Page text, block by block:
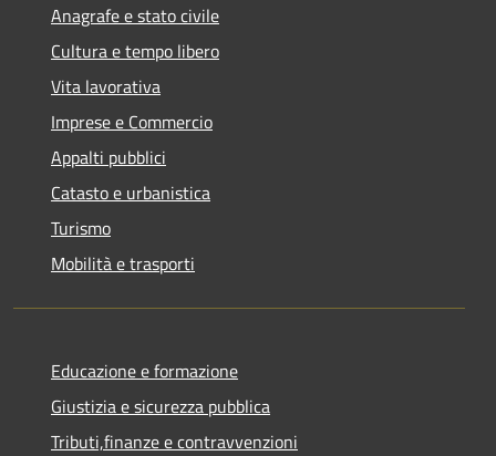
Anagrafe e stato civile
Cultura e tempo libero
Vita lavorativa
Imprese e Commercio
Appalti pubblici
Catasto e urbanistica
Turismo
Mobilità e trasporti
Educazione e formazione
Giustizia e sicurezza pubblica
Tributi,finanze e contravvenzioni